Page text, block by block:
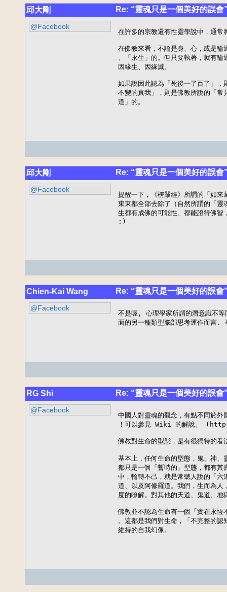
邱大剛 Re: “靈魂只是一個美好的誤
@Facebook
在許多的宗教還有性靈學說中，通
在佛教來看，不論是身、心，或是
、「永生」的。但只要執著，就有
因緣生、因緣滅。
如果說因此認為「死後一了百了」
不變的真我」，則是佛教所說的「
道」的。
邱大剛 Re: “靈魂只是一個美好的誤
@Facebook
提醒一下，《楞嚴經》所謂的「如
東東都全部去除了（自然所謂的「
生都有成佛的可能性、都能證得佛
:)
Chien-Kai Wang Re: “靈魂只是一個美好的誤
@Facebook
不是喔, 心理學家所謂的潛意識不
面的另一種類型腦部思考運作而言.
RG Shi Re: “靈魂只是一個美好的誤
@Facebook
中國人對靈魂的觀念，有點不同於
！可以參見 Wiki 的解說。
佛教對生命的型態，是有很獨特的看
基本上，任何生命的型態，鬼、神、
都只是一個「暫時的」型態，都有
中，輪轉不己，就是常聽人說的「
道、以及阿修羅道。我們，生而為
度的瞭解。對其他的天道、鬼道、
佛教並不認為生命有一個「實在永
。這都是我們對生命，「不完整的
維持的自我幻像。